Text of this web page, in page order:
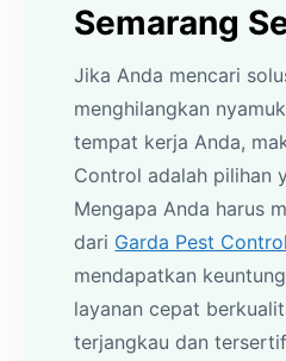
Semarang
Jika Anda mencari
menghilangkan
tempat kerja Anda,
Control adalah pilihan
Mengapa Anda harus
dari Garda Pest Control
mendapatkan
layanan cepat
terjangkau dan